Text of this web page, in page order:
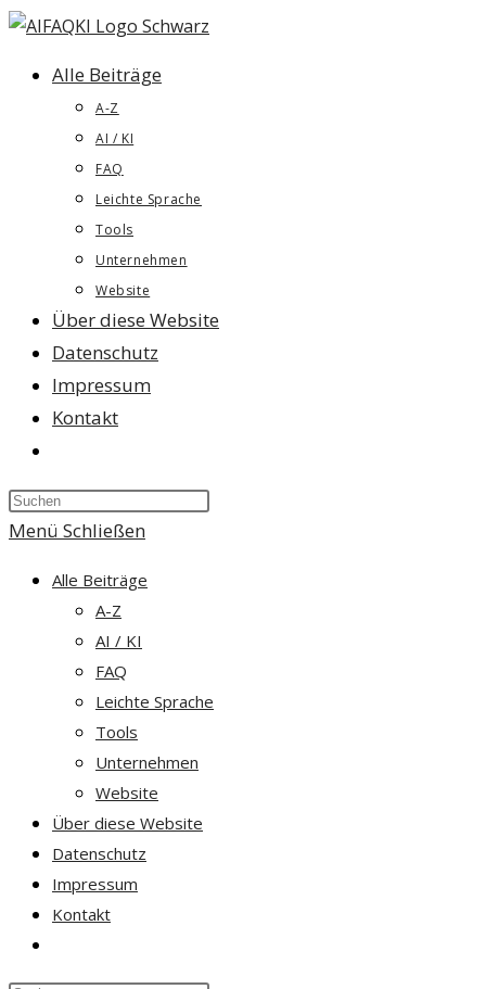
Zum
springenAlle Beiträge
A-Z
AI / KI
FAQ
Leichte Sprache
Tools
Unternehmen
Website
Über diese Website
Datenschutz
Impressum
Kontakt
umschalten
Press
Menü Schließen
Alle Beiträge
A-Z
AI / KI
FAQ
Leichte Sprache
Tools
Unternehmen
Website
Über diese Website
Datenschutz
Impressum
Kontakt